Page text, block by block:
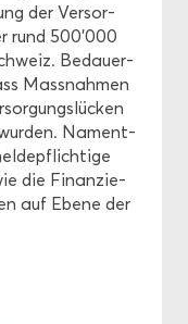
der Ver­sor­
rund 500'000
Be­dau­er­
Mass­nah­men
Na­ment­
die Fi­nan­zie­
auf Ebene der